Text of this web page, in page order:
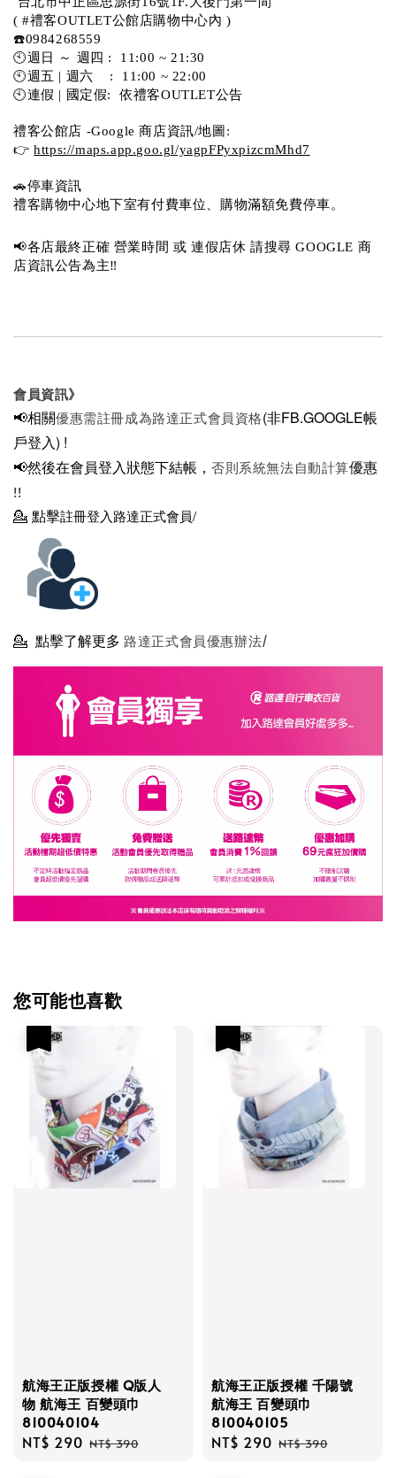
( #禮客OUTLET公館店購物中心內 )
☎️0984268559
🕙週日 ～ 週四 :  11:00 ~ 21:30
🕙週五 | 週六    :  11:00 ~ 22:00
🕙連假 | 國定假:  依禮客OUTLET公告
禮客公館店 -Google 商店資訊/地圖:
👉 https://maps.app.goo.gl/yagpFPyxpizcmMhd7
🚗停車資訊
禮客購物中心地下室有付費車位、購物滿額免費停車。
📢各店最終正確 營業時間 或 連假店休 請搜尋 GOOGLE 商
店資訊公告為主‼️
會員資訊》
📢相關優惠需註冊成為路達正式會員資格(非FB.GOOGLE帳
戶登入) !
📢然後在會員登入狀態下結帳， 否則系統無法自動計算優惠
!!
💁 點擊註冊登入路達正式會員/
💁 點擊了解更多 路達正式會員優惠辦法/
您可能也喜歡
航海王正版授權 Q版人
物 航海王 百變頭巾
810040104
Sale
NT$ 290 Regular
NT$ 390
航海王正版授權 千陽號
航海王 百變頭巾
810040105
Sale
NT$ 290 Regular
NT$ 390